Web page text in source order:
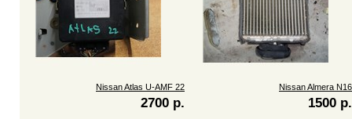
Nissan Atlas U-AMF 22
2700 р.
Nissan Almera N16
1500 р.